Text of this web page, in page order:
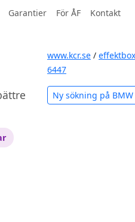
Garantier För ÅF Kontakt
www.kcr.se /
6447
Ny sökning på BMW